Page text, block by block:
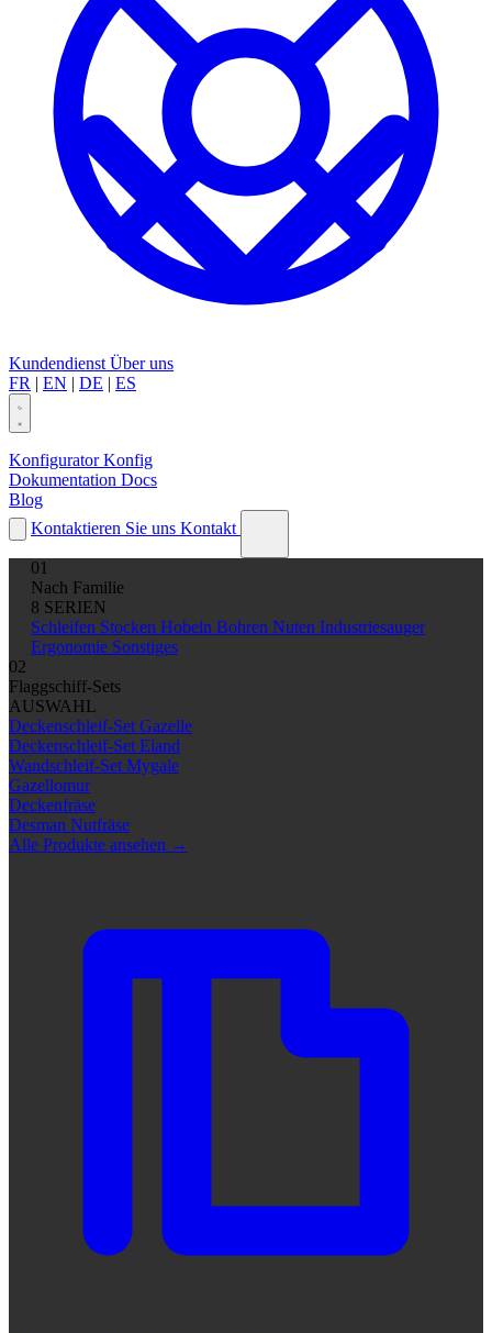
Kundendienst Über uns
FR | EN | DE | ES
Konfigurator Konfig
Dokumentation Docs
Blog
Kontaktieren Sie uns Kontakt
01
Nach Familie
8 SERIEN
Schleifen Stocken Hobeln Bohren Nuten Industriesauger
Ergonomie Sonstiges
02
Flaggschiff-Sets
AUSWAHL
Deckenschleif-Set Gazelle
Deckenschleif-Set Eland
Wandschleif-Set Mygale
Gazellomur
Deckenfräse
Desman Nutfräse
Alle Produkte ansehen →